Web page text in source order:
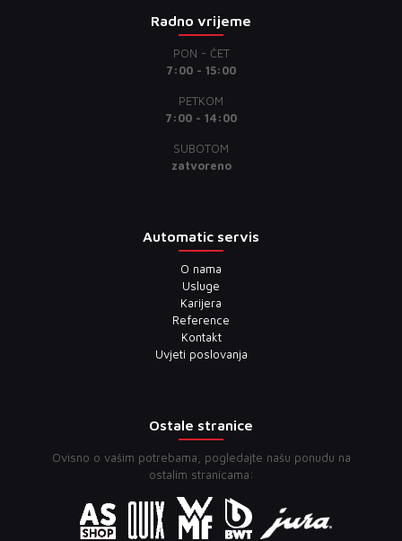
Radno vrijeme
PON - ČET
7:00 - 15:00
PETKOM
7:00 - 14:00
SUBOTOM
zatvoreno
Automatic servis
O nama
Usluge
Karijera
Reference
Kontakt
Uvjeti poslovanja
Ostale stranice
Ovisno o vašim potrebama, pogledajte našu ponudu na
ostalim stranicama: